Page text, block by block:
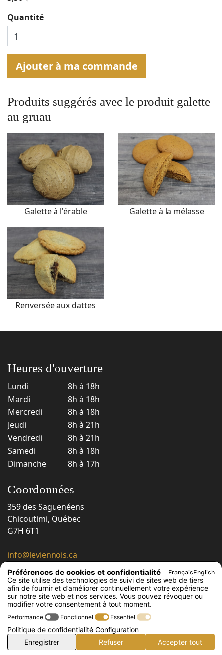
Quantité
Ajouter à ma commande
Produits suggérés avec le produit galette
au gruau
Galette à l'érable Galette à la mélasse
Renversée aux dattes
Heures d'ouverture
Lundi
8h à 18h
Mardi
8h à 18h
Mercredi
8h à 18h
Jeudi
8h à 21h
Vendredi
8h à 21h
Samedi
8h à 18h
Dimanche
8h à 17h
Coordonnées
359 des Saguenéens
Chicoutimi, Québec
G7H 6T1
info@leviennois.ca
418 543-6663
418 543-6230
Suivez-nous !
© Le Viennois, 2026
Préférences de cookies et confidentialité FrançaisEnglish
Ce site utilise des technologies de suivi de sites web de tiers
afin de fournir et d’améliorer continuellement votre expérience
sur notre site web et nos services. Vous pouvez révoquer ou
modifier votre consentement à tout moment.
Performance Fonctionnel Essentiel
Politique de confidentialité Configuration
Enregistrer
Refuser Accepter tout